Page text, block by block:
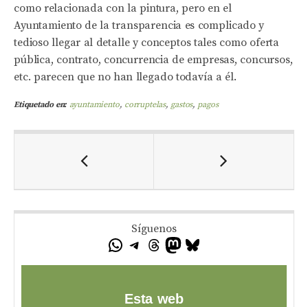
como relacionada con la pintura, pero en el
Ayuntamiento de la transparencia es complicado y
tedioso llegar al detalle y conceptos tales como oferta
pública, contrato, concurrencia de empresas, concursos,
etc. parecen que no han llegado todavía a él.
Etiquetado en: ayuntamiento, corruptelas, gastos, pagos
Síguenos
Esta web